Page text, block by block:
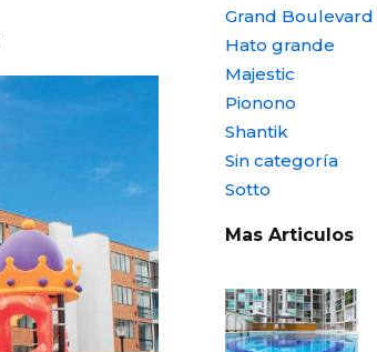
Grand Boulevard
Hato grande
Majestic
Pionono
Shantik
Sin categoría
Sotto
Mas Articulos